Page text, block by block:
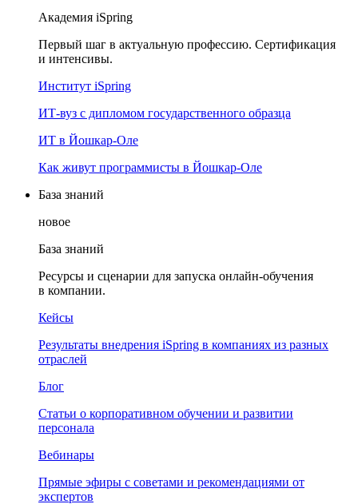
Академия iSpring
Первый шаг в актуальную профессию. Сертификация
и интенсивы.
Институт iSpring
ИТ-вуз с дипломом государственного образца
ИТ в Йошкар-Оле
Как живут программисты в Йошкар‑Оле
База знаний
новое
База знаний
Ресурсы и сценарии для запуска онлайн-обучения
в компании.
Кейсы
Результаты внедрения iSpring в компаниях из разных
отраслей
Блог
Статьи о корпоративном обучении и развитии
персонала
Вебинары
Прямые эфиры с советами и рекомендациями от
экспертов